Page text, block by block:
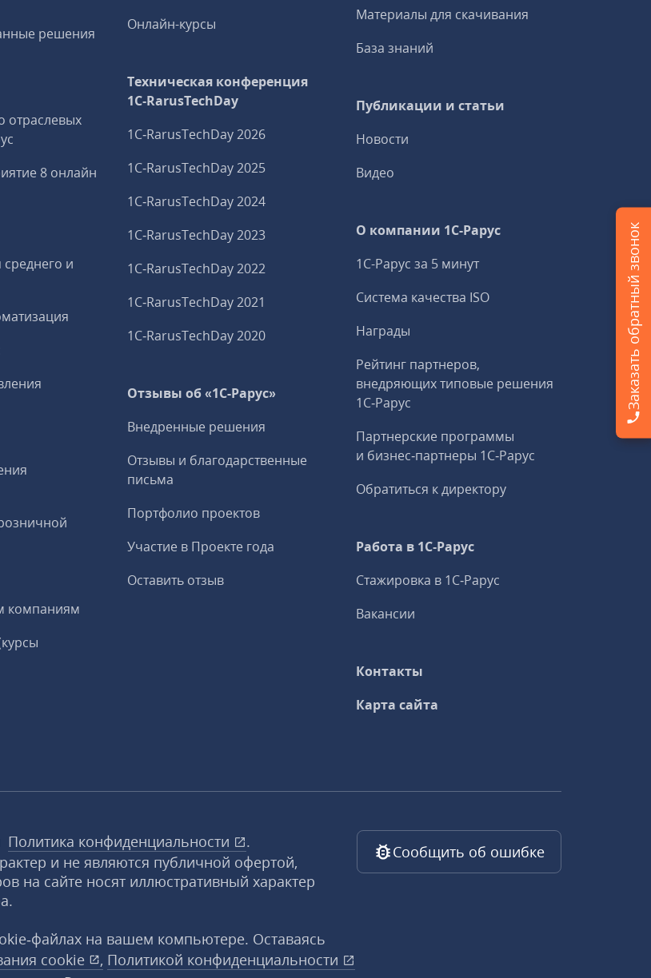
решения
отраслевых
8 онлайн
среднего и
компаниям
Онлайн-курсы
Техническая конференция
1C‑RarusTechDay
1C‑RarusTechDay 2026
1C‑RarusTechDay 2025
1C‑RarusTechDay 2024
1C‑RarusTechDay 2023
1C‑RarusTechDay 2022
1C‑RarusTechDay 2021
1C‑RarusTechDay 2020
Отзывы об «1С-Рарус»
Внедренные решения
Отзывы и благодарственные
письма
Портфолио проектов
Участие в Проекте года
Оставить отзыв
Материалы для скачивания
База знаний
Публикации и статьи
Новости
Видео
О компании 1C-Рарус
1С-Рарус за 5 минут
Система качества ISO
Награды
Рейтинг партнеров,
внедряющих типовые решения
1С‑Рарус
Партнерские программы
и бизнес‑партнеры 1С‑Рарус
Обратиться к директору
Работа в 1С‑Рарус
Стажировка в 1С‑Рарус
Вакансии
Контакты
Карта сайта
Политика конфиденциальности
.
и не являются публичной офертой,
на сайте носят иллюстративный характер
на вашем компьютере. Оставаясь
cookie , Политикой конфиденциальности
Сообщить об ошибке
Заказать обратный звонок